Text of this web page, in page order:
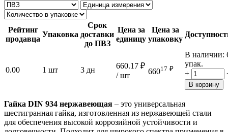
Рейтинг
продавца
Упаковка
Срок
доставки
до ПВЗ
Цена за
единицу
Цена за
упаковку
0.00 1 шт 3 дн 660.17 ₽
/ шт
66017 ₽
В наличии:
упак.
+
В корзину
Гайка DIN 934 нержавеющая – это универсальная
шестигранная гайка, изготовленная из нержавеющей стали
для обеспечения высокой коррозийной устойчивости и